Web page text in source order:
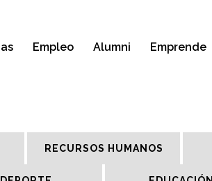
Empleo Alumni Emprende
RECURSOS HUMANOS